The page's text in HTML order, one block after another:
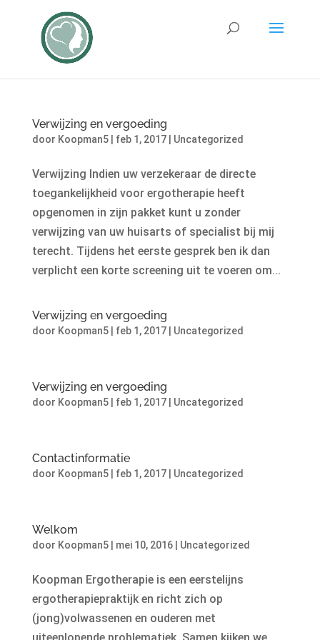
Verwijzing en vergoeding
door Koopman5| feb 1, 2017| Uncategorized
Verwijzing Indien uw verzekeraar de directe
toegankelijkheid voor ergotherapie heeft
opgenomen in zijn pakket kunt u zonder
verwijzing van uw huisarts of specialist bij mij
terecht. Tijdens het eerste gesprek ben ik dan
verplicht een korte screening uit te voeren om...
Verwijzing en vergoeding
door Koopman5| feb 1, 2017| Uncategorized
Verwijzing en vergoeding
door Koopman5| feb 1, 2017| Uncategorized
Contactinformatie
door Koopman5| feb 1, 2017| Uncategorized
Welkom
door Koopman5| mei 10, 2016| Uncategorized
Koopman Ergotherapie is een eerstelijns
ergotherapiepraktijk en richt zich op
(jong)volwassenen en ouderen met